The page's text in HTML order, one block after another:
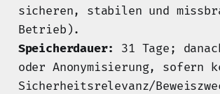
sicheren, stabilen und
Betrieb).
Speicherdauer:
31 Tage;
oder Anonymisierung, sofern
Sicherheitsrelevanz/